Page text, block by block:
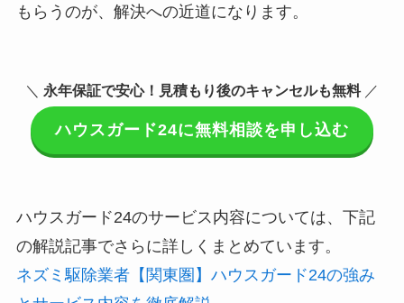
もらうのが、解決への近道になります。
＼ 永年保証で安心！見積もり後のキャンセルも無料／
ハウスガード24に無料相談を申し込む
ハウスガード24のサービス内容については、下記
の解説記事でさらに詳しくまとめています。
ネズミ駆除業者【関東圏】ハウスガード24の強み